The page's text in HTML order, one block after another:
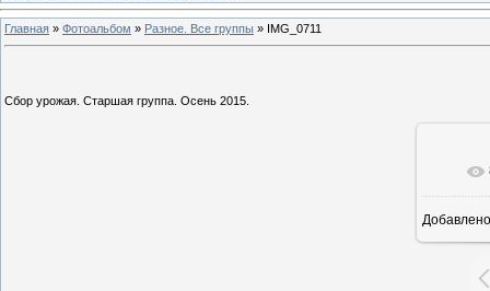
Главная » Фотоальбом » Разное. Все группы » IMG_0711
Сбор урожая. Старшая группа. Осень 2015.
Добавлено